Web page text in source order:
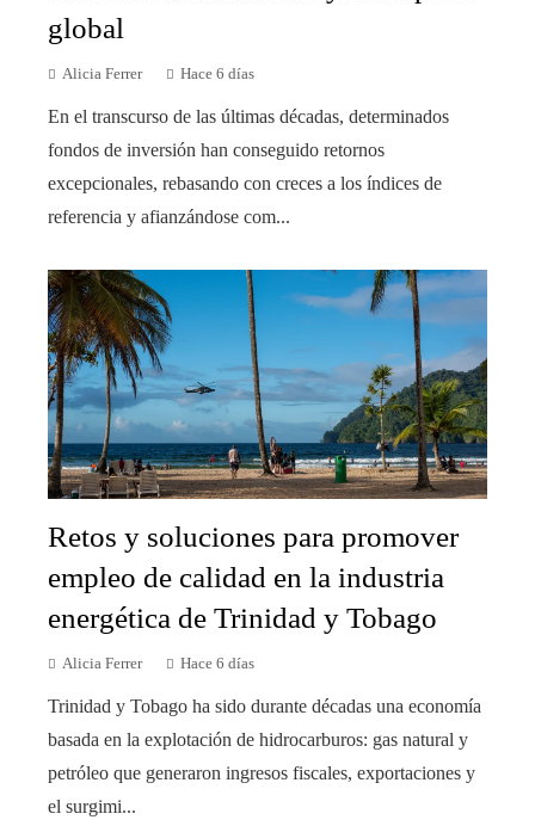
global
Alicia Ferrer Hace 6 días
En el transcurso de las últimas décadas, determinados
fondos de inversión han conseguido retornos
excepcionales, rebasando con creces a los índices de
referencia y afianzándose com...
Retos y soluciones para promover
empleo de calidad en la industria
energética de Trinidad y Tobago
Alicia Ferrer Hace 6 días
Trinidad y Tobago ha sido durante décadas una economía
basada en la explotación de hidrocarburos: gas natural y
petróleo que generaron ingresos fiscales, exportaciones y
el surgimi...